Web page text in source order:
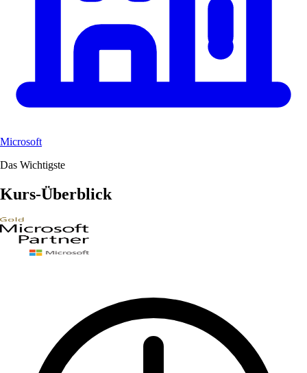
Microsoft
Das Wichtigste
Kurs-Überblick